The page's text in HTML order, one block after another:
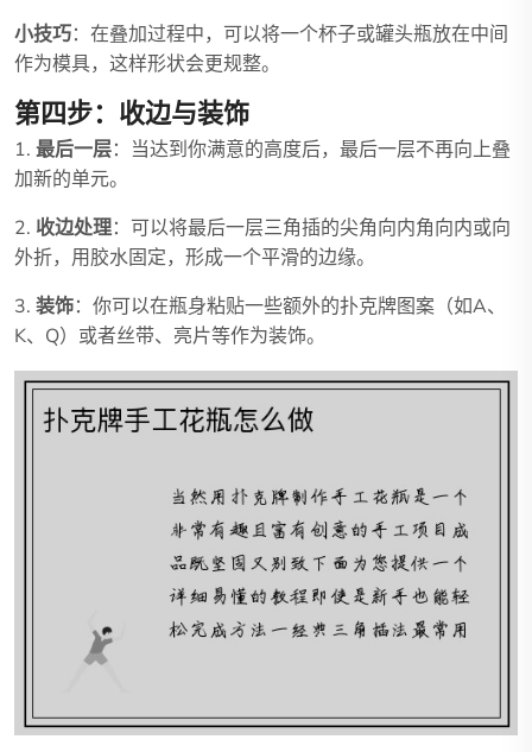
小技巧：在叠加过程中，可以将一个杯子或罐头瓶放在中间
作为模具，这样形状会更规整。
第四步：收边与装饰
1. 最后一层：当达到你满意的高度后，最后一层不再向上叠
加新的单元。
2. 收边处理：可以将最后一层三角插的尖角向内角向内或向
外折，用胶水固定，形成一个平滑的边缘。
3. 装饰：你可以在瓶身粘贴一些额外的扑克牌图案（如A、
K、Q）或者丝带、亮片等作为装饰。